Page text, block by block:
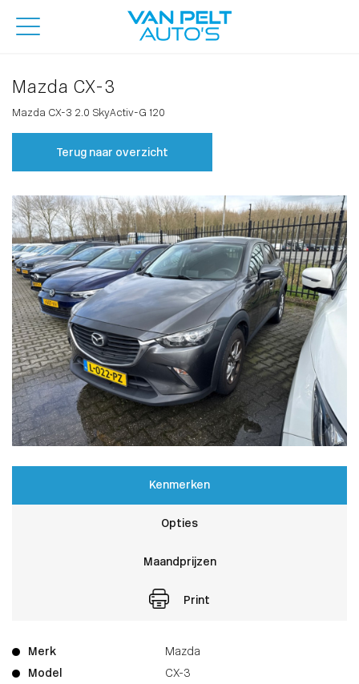
Mazda CX-3
Mazda CX-3 2.0 SkyActiv-G 120
Terug naar overzicht
Kenmerken
Opties
Maandprijzen
Print
Merk
Mazda
Model
CX-3